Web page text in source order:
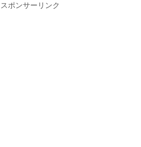
スポンサーリンク